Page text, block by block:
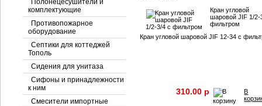
Полонецесушители и
комплектующие
Противопожарное
оборудование
Септики для коттеджей
Тополь
Сидения для унитаза
Сифоны и принадлежности
к ним
Смесители импортные
Кран угловой
шаровой JIF 1/2-
фильтром
Кран угловой шаровой JIF 12-34 с
310.00 p
В